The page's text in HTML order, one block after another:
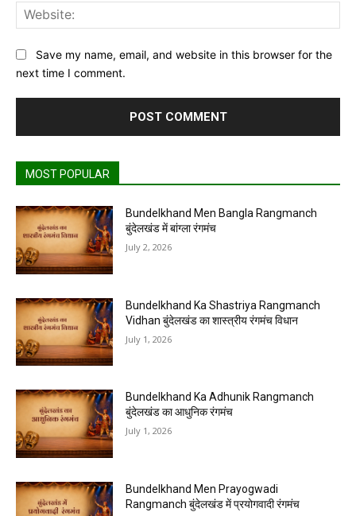
Save my name, email, and website in this browser for the
next time I comment.
MOST POPULAR
Bundelkhand Men Bangla Rangmanch
बुंदेलखंड में बांग्ला रंगमंच
July 2, 2026
Bundelkhand Ka Shastriya Rangmanch
Vidhan बुंदेलखंड का शास्त्रीय रंगमंच विधान
July 1, 2026
Bundelkhand Ka Adhunik Rangmanch
बुंदेलखंड का आधुनिक रंगमंच
July 1, 2026
Bundelkhand Men Prayogwadi
Rangmanch बुंदेलखंड में प्रयोगवादी रंगमंच